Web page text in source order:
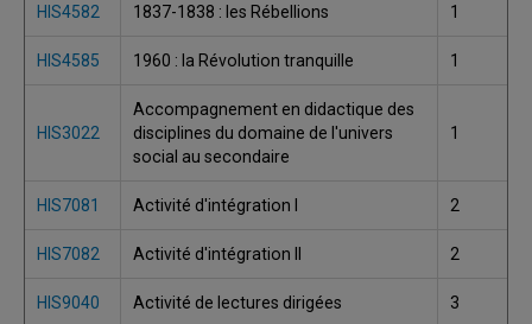
HIS4582 1837-1838 : les Rébellions 1
HIS4585 1960 : la Révolution tranquille 1
HIS3022
Accompagnement en didactique des
disciplines du domaine de l'univers
social au secondaire
1
HIS7081 Activité d'intégration I 2
HIS7082 Activité d'intégration II 2
HIS9040 Activité de lectures dirigées 3